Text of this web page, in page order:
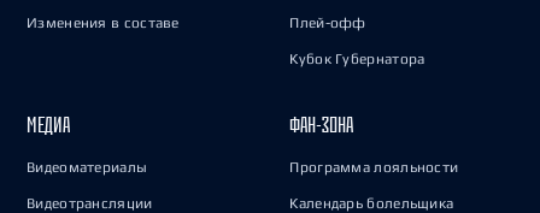
Изменения в составе Плей-офф
Кубок Губернатора
МЕДИА
Видеоматериалы
Видеотрансляции
ФАН-ЗОНА
Программа лояльности
Календарь болельщика